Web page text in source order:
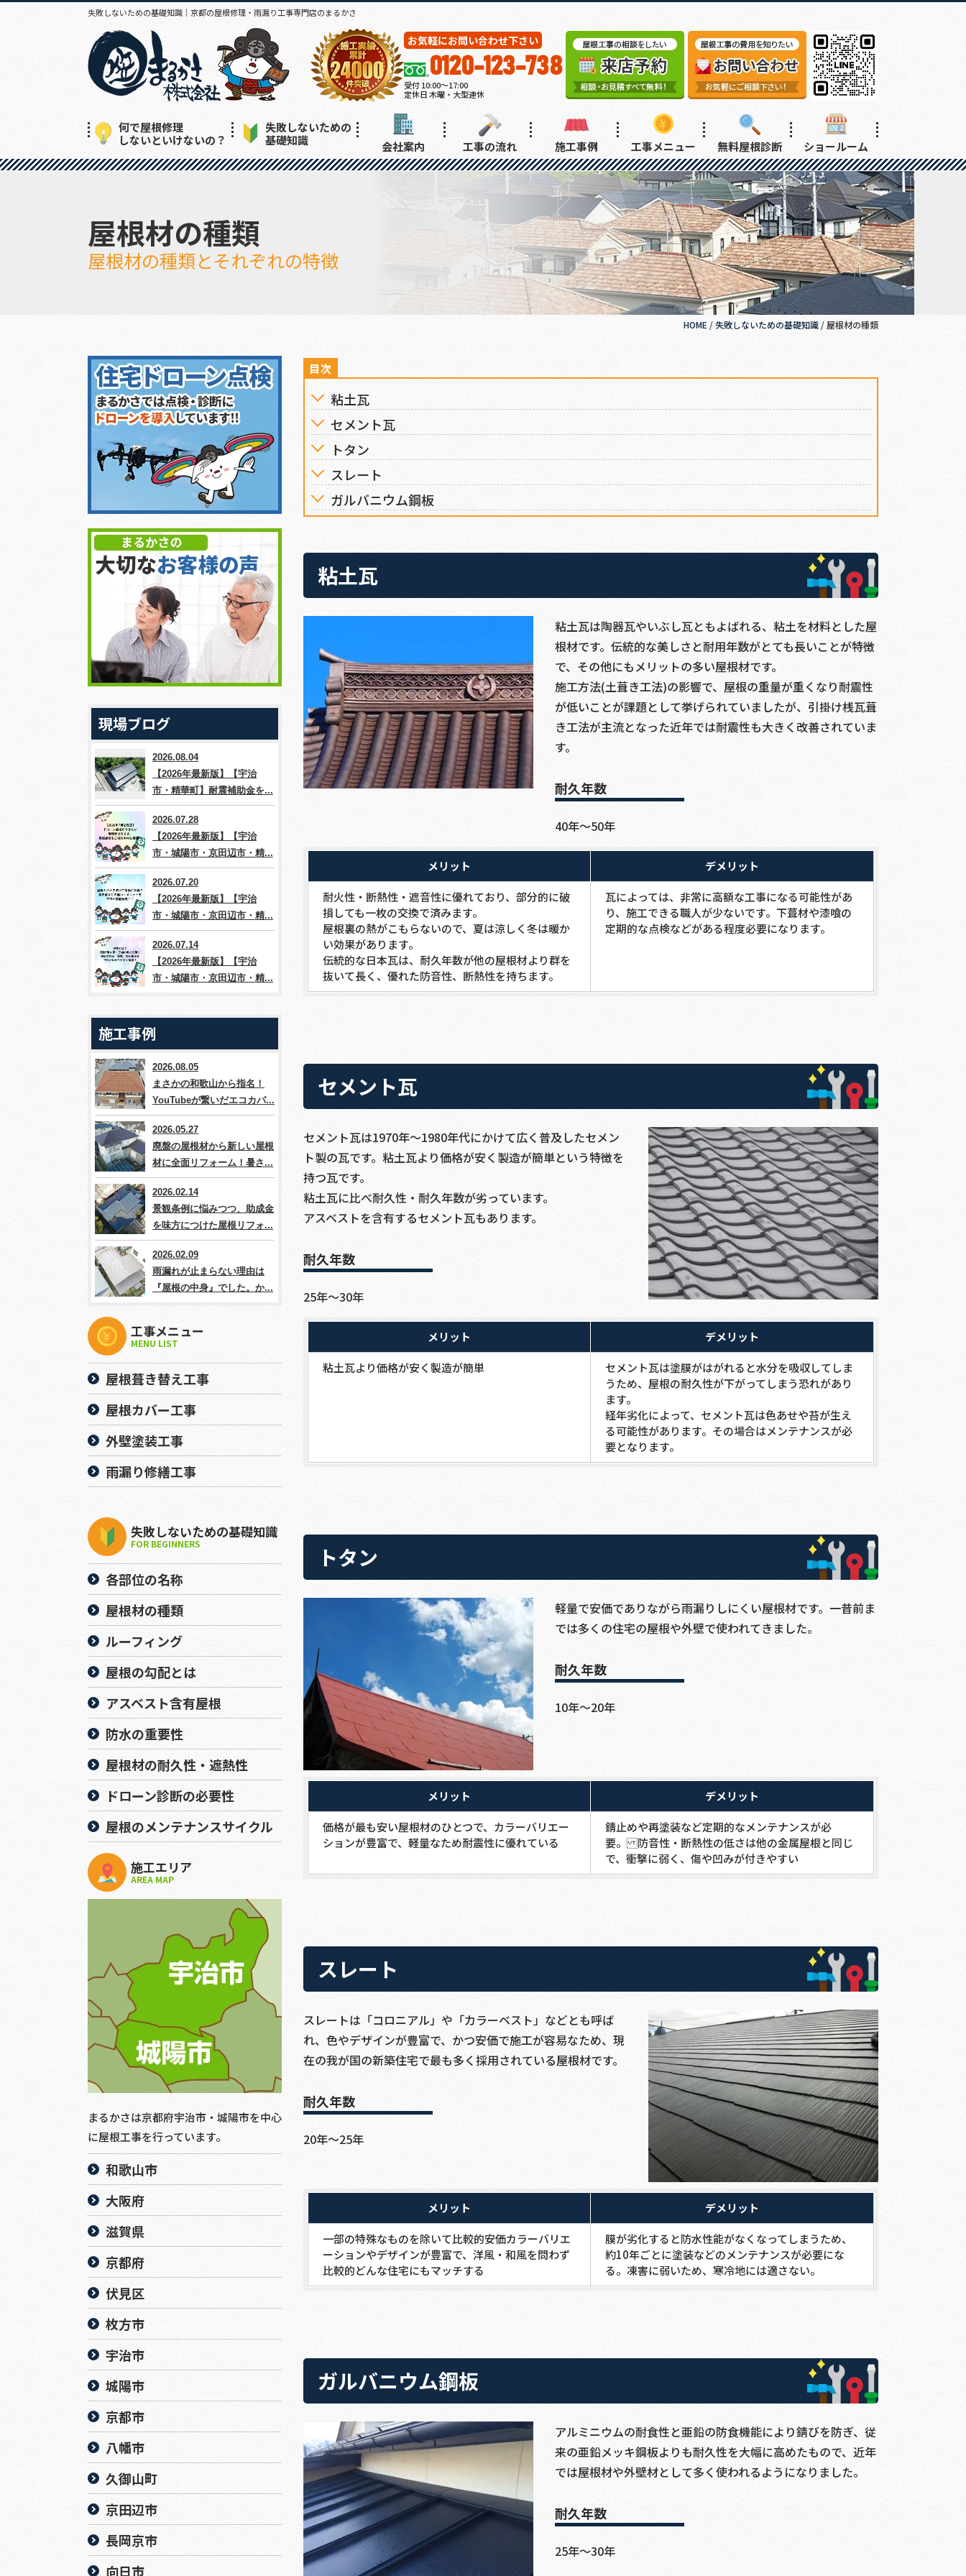
失敗しないための基礎知識｜京都の屋根修理・雨漏り工事専門店のまるかさ
お気軽にお問い合わせ下さい
0120-123-738
受付 10:00～17:00
定休日 木曜・大型連休
何で屋根修理
しないといけないの？
失敗しないための
基礎知識
会社案内 工事の流れ 施工事例 工事メニュー 無料屋根診断 ショールーム
屋根材の種類
屋根材の種類とそれぞれの特徴
HOME / 失敗しないための基礎知識 / 屋根材の種類
粘土瓦
セメント瓦
トタン
スレート
ガルバニウム鋼板
粘土瓦
粘土瓦は陶器瓦やいぶし瓦ともよばれる、粘土を材料とした屋
根材です。伝統的な美しさと耐用年数がとても長いことが特徴
で、その他にもメリットの多い屋根材です。
施工方法(土葺き工法)の影響で、屋根の重量が重くなり耐震性
が低いことが課題として挙げられていましたが、引掛け桟瓦葺
き工法が主流となった近年では耐震性も大きく改善されていま
す。
耐久年数
40年～50年
メリット デメリット
耐火性・断熱性・遮音性に優れており、部分的に破
損しても一枚の交換で済みます。
屋根裏の熱がこもらないので、夏は涼しく冬は暖か
い効果があります。
伝統的な日本瓦は、耐久年数が他の屋根材より群を
抜いて長く、優れた防音性、断熱性を持ちます。
瓦によっては、非常に高額な工事になる可能性があ
り、施工できる職人が少ないです。下葺材や漆喰の
定期的な点検などがある程度必要になります。
セメント瓦
セメント瓦は1970年～1980年代にかけて広く普及したセメン
ト製の瓦です。粘土瓦より価格が安く製造が簡単という特徴を
持つ瓦です。
粘土瓦に比べ耐久性・耐久年数が劣っています。
アスベストを含有するセメント瓦もあります。
耐久年数
25年～30年
メリット デメリット
粘土瓦より価格が安く製造が簡単
セメント瓦は塗膜がはがれると水分を吸収してしま
うため、屋根の耐久性が下がってしまう恐れがあり
ます。
経年劣化によって、セメント瓦は色あせや苔が生え
る可能性があります。その場合はメンテナンスが必
要となります。
トタン
軽量で安価でありながら雨漏りしにくい屋根材です。一昔前ま
では多くの住宅の屋根や外壁で使われてきました。
耐久年数
10年～20年
メリット デメリット
価格が最も安い屋根材のひとつで、カラーバリエー
ションが豊富で、軽量なため耐震性に優れている
錆止めや再塗装など定期的なメンテナンスが必
要。 防音性・断熱性の低さは他の金属屋根と同じ
で、衝撃に弱く、傷や凹みが付きやすい
スレート
スレートは「コロニアル」や「カラーベスト」などとも呼ば
れ、色やデザインが豊富で、かつ安価で施工が容易なため、現
在の我が国の新築住宅で最も多く採用されている屋根材です。
耐久年数
20年～25年
メリット デメリット
一部の特殊なものを除いて比較的安価カラーバリエ
ーションやデザインが豊富で、洋風・和風を問わず
比較的どんな住宅にもマッチする
膜が劣化すると防水性能がなくなってしまうため、
約10年ごとに塗装などのメンテナンスが必要にな
る。凍害に弱いため、寒冷地には適さない。
ガルバニウム鋼板
アルミニウムの耐食性と亜鉛の防食機能により錆びを防ぎ、従
来の亜鉛メッキ鋼板よりも耐久性を大幅に高めたもので、近年
では屋根材や外壁材として多く使われるようになりました。
耐久年数
25年～30年
現場ブログ
2026.08.04
【2026年最新版】【宇治
市・精華町】耐震補助金を...
2026.07.28
【2026年最新版】【宇治
市・城陽市・京田辺市・精...
2026.07.20
【2026年最新版】【宇治
市・城陽市・京田辺市・精...
2026.07.14
【2026年最新版】【宇治
市・城陽市・京田辺市・精...
施工事例
2026.08.05
まさかの和歌山から指名！
YouTubeが繋いだエコカパ...
2026.05.27
廃盤の屋根材から新しい屋根
材に全面リフォーム！暑さ...
2026.02.14
景観条例に悩みつつ、助成金
を味方につけた屋根リフォ...
2026.02.09
雨漏れが止まらない理由は
『屋根の中身』でした。か...
工事メニュー
MENU LIST
屋根葺き替え工事
屋根カバー工事
外壁塗装工事
雨漏り修繕工事
失敗しないための基礎知識
FOR BEGINNERS
各部位の名称
屋根材の種類
ルーフィング
屋根の勾配とは
アスベスト含有屋根
防水の重要性
屋根材の耐久性・遮熱性
ドローン診断の必要性
屋根のメンテナンスサイクル
施工エリア
AREA MAP
まるかさは京都府宇治市・城陽市を中心
に屋根工事を行っています。
和歌山市
大阪府
滋賀県
京都府
伏見区
枚方市
宇治市
城陽市
京都市
八幡市
久御山町
京田辺市
長岡京市
向日市